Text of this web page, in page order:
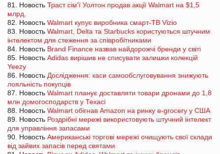
81. Новость Траст сім'ї Уолтон продав акції Walmart на $1,5
млрд.
82. Новость Walmart купує виробника смарт-ТВ Vizio
83. Новость Walmart, Delta та Starbucks користуються штучним
інтелектом для стеження за співробітниками
84. Новость Brand Finance назвав найдорожчі бренди у світі
85. Новость Adidas вирішив не списувати залишки колекцій
Yeezy
86. Новость Дослідження: каси самообслуговування знижують
лояльність покупців
87. Новость Walmart планує доставляти товари дронами до 1,8
млн домогосподарств у Техасі
88. Новость Walmart обігнав Amazon на ринку e-grocery у США
89. Новость Роздрібні мережі використовують штучний інтелект
для управління запасами
90. Новость Американські торгові мережі очищують свої склади
від зайвих запасів перед святами